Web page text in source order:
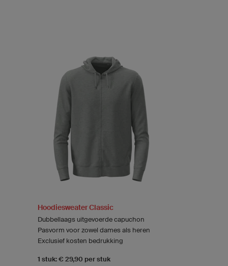
Hoodiesweater Classic
Dubbellaags uitgevoerde capuchon
Pasvorm voor zowel dames als heren
Exclusief kosten bedrukking
1 stuk: € 29,90 per stuk